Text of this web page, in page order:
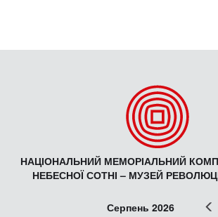
НАЦІОНАЛЬНИЙ МЕМОРІАЛЬНИЙ
НЕБЕСНОЇ СОТНІ – МУЗЕЙ
Серпень 2026